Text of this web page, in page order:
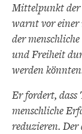
Mittelpunkt
warnt vor einer
der
und Freiheit
werden
Er fordert, dass
menschliche
reduzieren.